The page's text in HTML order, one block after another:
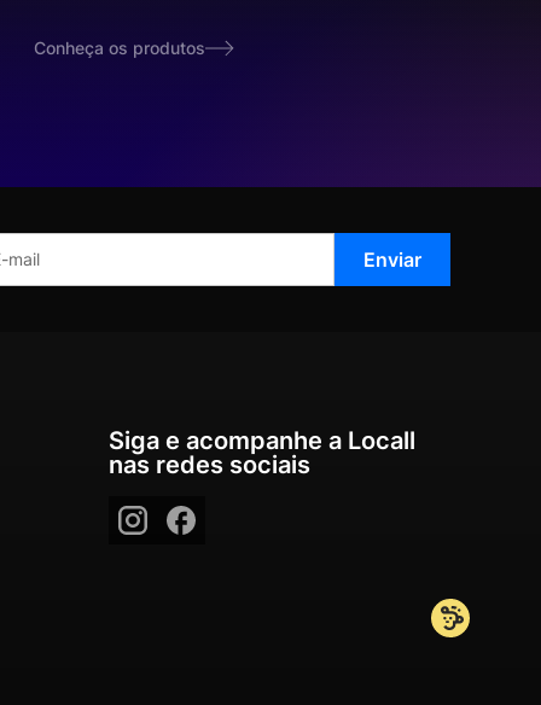
Conheça os produtos
Siga e acompanhe a Locall
nas redes sociais